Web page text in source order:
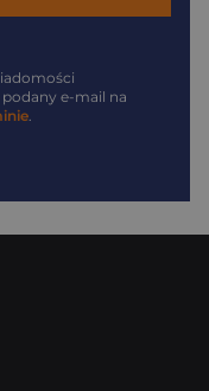
e-mail na
.